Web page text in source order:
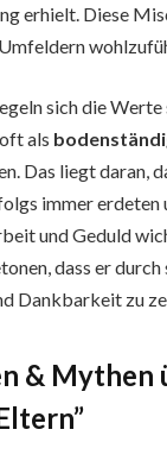
erhielt. Diese
sich die Werte
als
Das liegt daran,
immer erdeten
und Geduld
dass er durch
Dankbarkeit zu
& Mythen